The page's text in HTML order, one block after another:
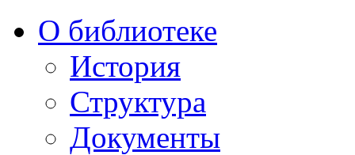
О библиотеке
История
Структура
Документы